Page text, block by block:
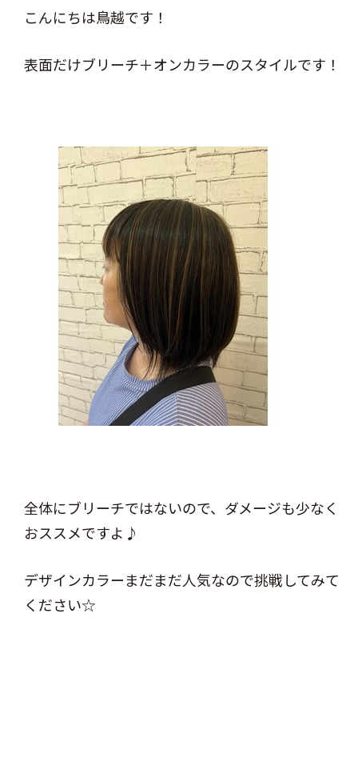
こんにちは鳥越です！
表面だけブリーチ＋オンカラーのスタイルです！
全体にブリーチではないので、ダメージも少なく
おススメですよ♪
デザインカラーまだまだ人気なので挑戦してみて
ください☆